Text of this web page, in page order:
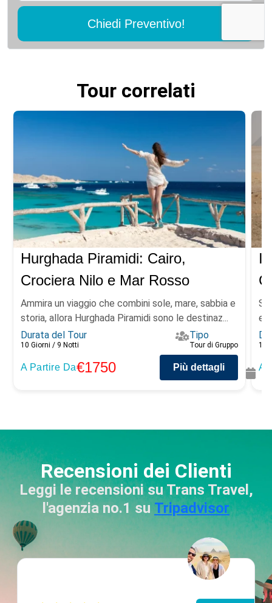
Chiedi Preventivo!
Tour correlati
Hurghada Piramidi: Cairo,
Crociera Nilo e Mar Rosso
Ammira un viaggio che combini sole, mare, sabbia e
storia, allora Hurghada Piramidi sono le destinaz...
Durata del Tour
10 Giorni / 9 Notti
Tipo
Tour di Gruppo
A Partire Da€1750 Più dettagli
e
10
A
Recensioni dei Clienti
Leggi le recensioni su Trans Travel,
l'agenzia no.1 suTripadvisor